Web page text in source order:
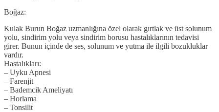
Boğaz:
Kulak Burun Boğaz uzmanlığına özel olarak gırtlak ve üst solunum
yolu, sindirim yolu veya sindirim borusu hastalıklarının tedavisi
girer. Bunun içinde de ses, solunum ve yutma ile ilgili bozukluklar
vardır.
Hastalıkları:
– Uyku Apnesi
– Farenjit
– Bademcik Ameliyatı
– Horlama
– Tonsilit